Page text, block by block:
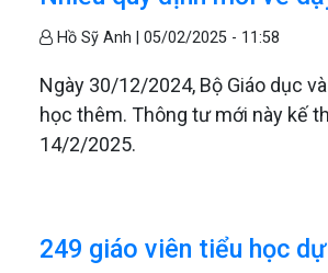
Hồ Sỹ Anh |05/02/2025 - 11:58
Ngày 30/12/2024, Bộ Giáo dục
học thêm. Thông tư mới này kế
14/2/2025.
249 giáo viên tiểu học